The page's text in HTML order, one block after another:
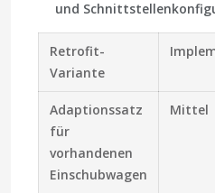
und
Retrofit-
Variante
Adaptionssatz
für
vorhandenen
Einschubwagen
Mittel